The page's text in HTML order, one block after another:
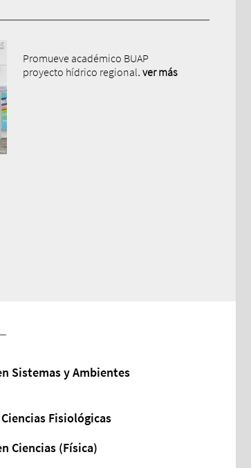
Promueve académico BUAP
proyecto hídrico regional. ver más
Sistemas y Ambientes
Fisiológicas
Ciencias (Física)